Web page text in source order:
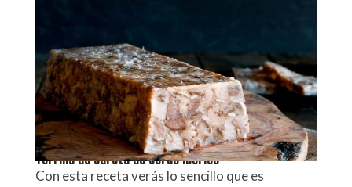
Terrina de careta de cerdo ibérico
Con esta receta verás lo sencillo que es